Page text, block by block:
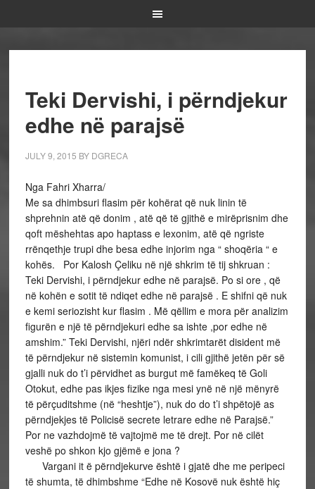
Teki Dervishi, i përndjekur
edhe në parajsë
JULY 9, 2015 BY DGRECA
Nga Fahri Xharra/
Me sa dhimbsuri flasim për kohërat që nuk linin të
shprehnin atë që donim , atë që të gjithë e mirëprisnim dhe
qoft mëshehtas apo haptass e lexonim, atë që ngriste
rrënqethje trupi dhe besa edhe injorim nga “ shoqëria “ e
kohës. Por Kalosh Çeliku në një shkrim të tij shkruan :
Teki Dervishi, i përndjekur edhe në parajsë. Po si ore , që
në kohën e sotit të ndiqet edhe në parajsë . E shifni që nuk
e kemi seriozisht kur flasim . Më qëllim e mora për analizim
figurën e një të përndjekuri edhe sa ishte ,por edhe në
amshim.” Teki Dervishi, njëri ndër shkrimtarët disident më
të përndjekur në sistemin komunist, i cili gjithë jetën për së
gjalli nuk do t’i përvidhet as burgut më famëkeq të Goli
Otokut, edhe pas ikjes fizike nga mesi ynë në një mënyrë
të përçuditshme (në “heshtje”), nuk do do t’i shpëtojë as
përndjekjes të Policisë secrete letrare edhe në Parajsë.”
Por ne vazhdojmë të vajtojmë me të drejt. Por në cilët
veshë po shkon kjo gjëmë e jona ?
Vargani it ë përndjekurve është i gjatë dhe me peripeci
të shumta, të dhimbshme “Edhe në Kosovë nuk është hiç